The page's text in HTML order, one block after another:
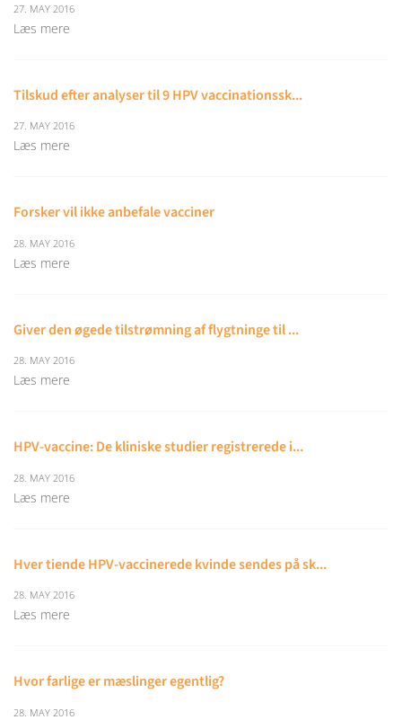
27. MAY 2016
Læs mere
Tilskud efter analyser til 9 HPV vaccinationssk...
27. MAY 2016
Læs mere
Forsker vil ikke anbefale vacciner
28. MAY 2016
Læs mere
Giver den øgede tilstrømning af flygtninge til ...
28. MAY 2016
Læs mere
HPV-vaccine: De kliniske studier registrerede i...
28. MAY 2016
Læs mere
Hver tiende HPV-vaccinerede kvinde sendes på sk...
28. MAY 2016
Læs mere
Hvor farlige er mæslinger egentlig?
28. MAY 2016